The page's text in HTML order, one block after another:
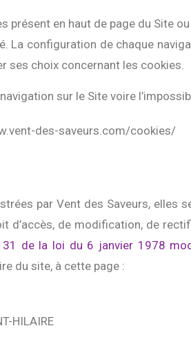
présent en haut de page du Site
La configuration de chaque
ses choix concernant les cookies.
sur le Site voire
des-saveurs.com/cookies/
par Vent des Saveurs, elles
d’accès, de modification, de
31 de la loi du 6 janvier 1978
du site, à cette page :
HILAIRE